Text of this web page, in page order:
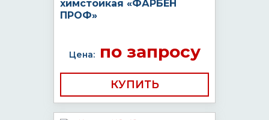
химстойкая «ФАРБЕН
ПРОФ»
Цена:по запросу
КУПИТЬ